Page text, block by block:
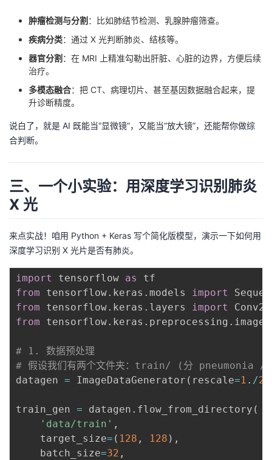
学
我
的
程
我
认
的
验
我
收
藏
持
我
的
技
支
我
的
声
议
肿瘤检测与分割 ：比如肺结节检测、乳腺肿瘤筛查。
疾病分类：通过 X 光判断肺炎、结核等。
器官分割 ：在 MRI 上精准勾勒出肝脏、心脏的边界，方便后续
治疗。
多模态融合：把 CT、病理切片、甚至基因数据融合起来，提
升诊断精度。
说白了，就是 AI 既能当“显微镜”，又能当“放大镜”，还能帮你做综
合判断。
三、一个小实验：用深度学习识别肺炎
X 光
来点实战！咱用 Python + Keras 写个简化版模型，演示一下如何用
深度学习识别 X 光片是否有肺炎。
import tensorflow as
from tensorflow. keras . models import
from tensorflow. keras . layers import Conv2D
from tensorflow. keras . preprocessing . image
# 1. 数据预处理
# 假设我们有两个文件夹：train/ (分
datagen = ImageDataGenerator ( rescale=1 . /
train_gen = datagen . flow_from_directory (
'data/train' ,
    target_size
= ( 128 , 128 ) ,
    batch_size
=32 ,